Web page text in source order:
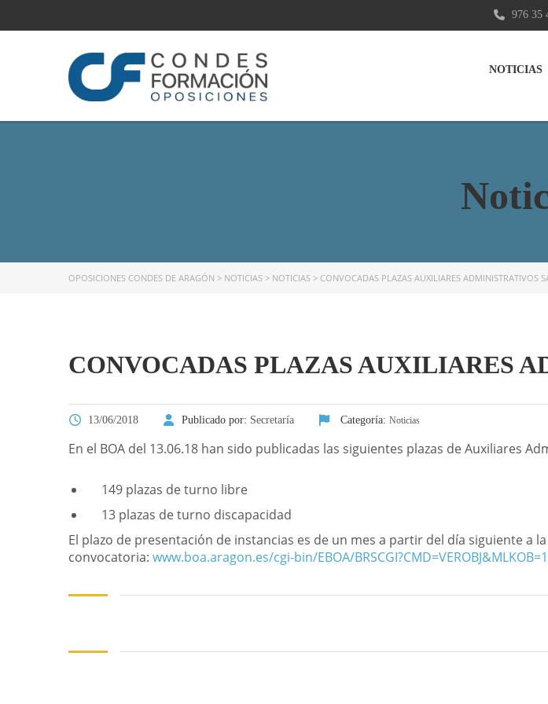
976 35
NOTICIAS
OPOSICIONES CONDES DE ARAGÓN > NOTICIAS > NOTICIAS > CONVOCADAS PLAZAS AUXILIARES ADMINISTRATIVOS
CONVOCADAS PLAZAS AUXILIARES
13/06/2018 Publicado por: Secretaría Categoría: Noticias
En el BOA del 13.06.18 han sido publicadas las siguientes plazas de Auxiliares
149 plazas de turno libre
13 plazas de turno discapacidad
El plazo de presentación de instancias es de un mes a partir del día siguiente a
convocatoria: www.boa.aragon.es/cgi-bin/EBOA/